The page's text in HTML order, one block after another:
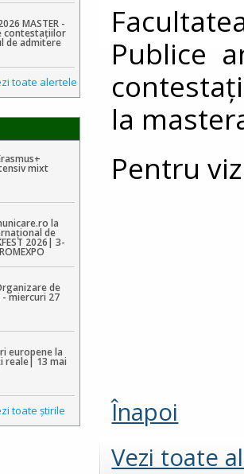
MASTER -
contestaţiilor
de admitere
toate alertele
mixt
la
de
2026| 3-
de
- miercuri 27
europene la
reale| 13 mai
toate ştirile
Publice
la
Pentru
Înapoi
Vezi toate